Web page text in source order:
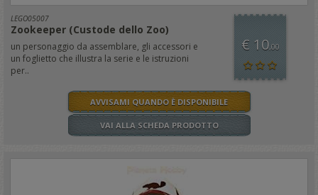
LEGO05007
Zookeeper (Custode dello Zoo)
un personaggio da assemblare, gli accessori e
un foglietto che illustra la serie e le istruzioni
per..
€ 10,00
AVVISAMI QUANDO È DISPONIBILE
VAI ALLA SCHEDA PRODOTTO